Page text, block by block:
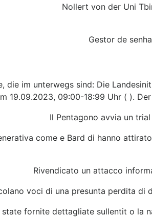
Nollert von der Uni
Gestor de
die im unterwegs sind: Die
19.09.2023, 09:00-18:99 Uhr ( ).
Il Pentagono avvia un
come e Bard di hanno
Rivendicato un attacco
voci di una presunta perdita di
state fornite dettagliate sullentit o la